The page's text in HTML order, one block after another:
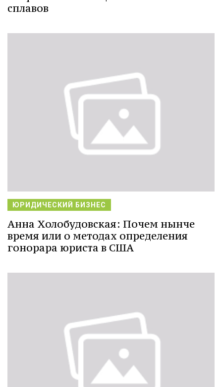
сплавов
ЮРИДИЧЕСКИЙ БИЗНЕС
Анна Холобудовская: Почем нынче
время или о методах определения
гонорара юриста в США